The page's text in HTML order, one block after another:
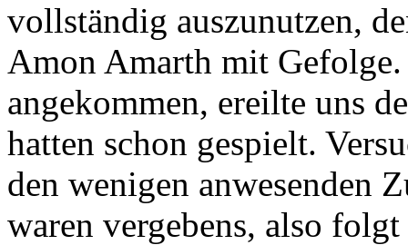
vollständig auszunutzen,
Amon Amarth mit
angekommen, ereilte uns
hatten schon gespielt.
den wenigen anwesenden
waren vergebens, also